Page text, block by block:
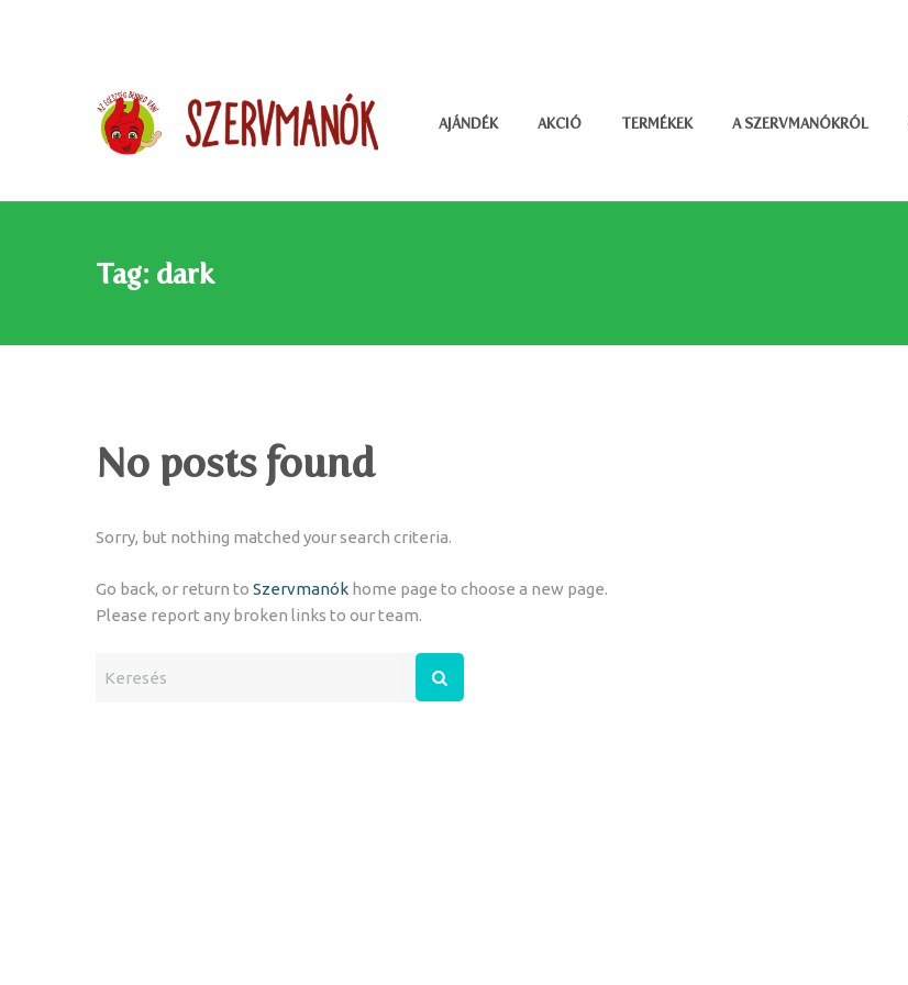
AJÁNDÉK AKCIÓ TERMÉKEK A SZERVMANÓKRÓL
Tag: dark
No posts found
Sorry, but nothing matched your search criteria.
Go back, or return to Szervmanók home page to choose a new page.
Please report any broken links to our team.